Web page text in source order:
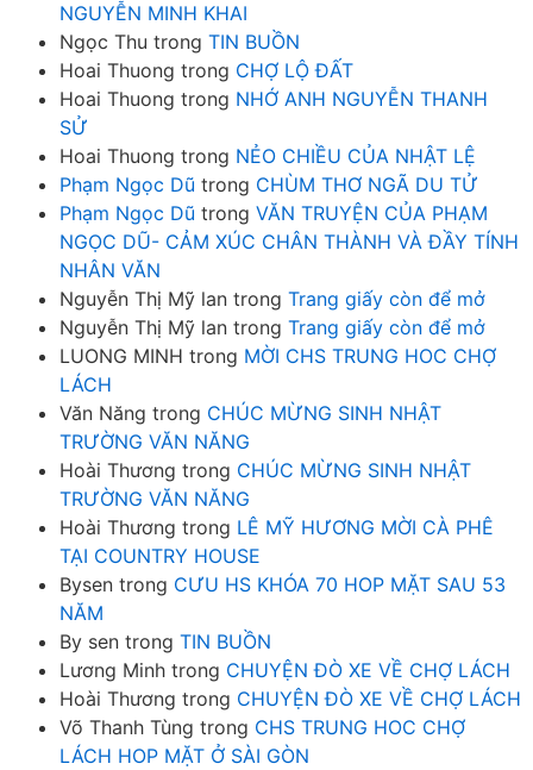
NGUYỄN MINH KHAI
Ngọc Thu trong TIN BUỒN
Hoai Thuong trong CHỢ LỘ ĐẤT
Hoai Thuong trong NHỚ ANH NGUYỄN THANH
SỬ
Hoai Thuong trong NẺO CHIỀU CỦA NHẬT LỆ
Phạm Ngọc Dũ trong CHÙM THƠ NGÃ DU TỬ
Phạm Ngọc Dũ trong VĂN TRUYỆN CỦA PHẠM
NGỌC DŨ- CẢM XÚC CHÂN THÀNH VÀ ĐẦY TÍNH
NHÂN VĂN
Nguyễn Thị Mỹ lan trong Trang giấy còn để mở
Nguyễn Thị Mỹ lan trong Trang giấy còn để mở
LUONG MINH trong MỜI CHS TRUNG HOC CHỢ
LÁCH
Văn Năng trong CHÚC MỪNG SINH NHẬT
TRƯỜNG VĂN NĂNG
Hoài Thương trong CHÚC MỪNG SINH NHẬT
TRƯỜNG VĂN NĂNG
Hoài Thương trong LÊ MỸ HƯƠNG MỜI CÀ PHÊ
TẠI COUNTRY HOUSE
Bysen trong CƯU HS KHÓA 70 HOP MẶT SAU 53
NĂM
By sen trong TIN BUỒN
Lương Minh trong CHUYỆN ĐÒ XE VỀ CHỢ LÁCH
Hoài Thương trong CHUYỆN ĐÒ XE VỀ CHỢ LÁCH
Võ Thanh Tùng trong CHS TRUNG HOC CHỢ
LÁCH HOP MẶT Ở SÀI GÒN